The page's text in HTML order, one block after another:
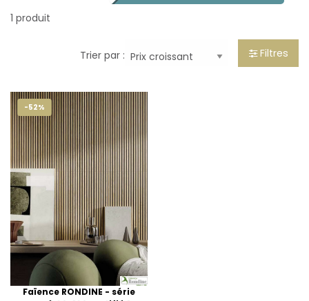
1 produit
Trier par : Filtres
-52%
Faïence RONDINE - série